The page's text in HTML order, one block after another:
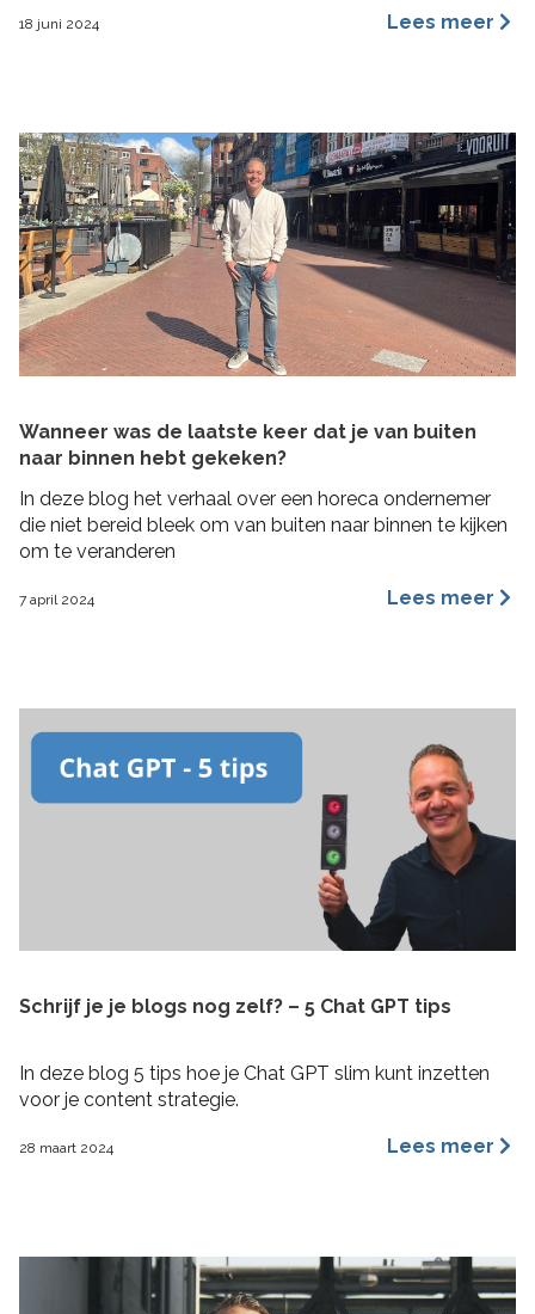
verschillende invalshoeken. In deze blog benoem ik de
18 juni 2024 Lees meer
Wanneer was de laatste keer dat je van buiten
naar binnen hebt gekeken?
In deze blog het verhaal over een horeca ondernemer
die niet bereid bleek om van buiten naar binnen te kijken
om te veranderen
7 april 2024 Lees meer
Schrijf je je blogs nog zelf? – 5 Chat GPT tips
In deze blog 5 tips hoe je Chat GPT slim kunt inzetten
voor je content strategie.
28 maart 2024 Lees meer